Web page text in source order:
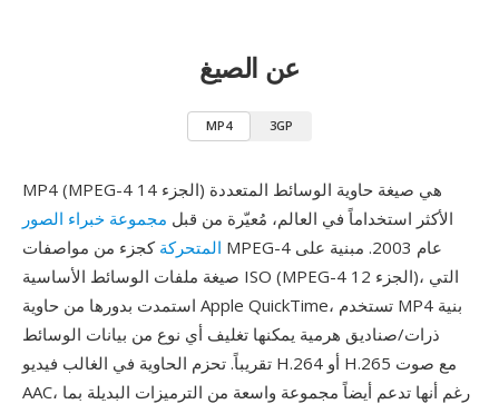
عن الصيغ
MP4 3GP
MP4 (MPEG-4 الجزء 14) هي صيغة حاوية الوسائط المتعددة
الأكثر استخداماً في العالم، مُعيّرة من قبل مجموعة خبراء الصور
المتحركة كجزء من مواصفات MPEG-4 عام 2003. مبنية على
صيغة ملفات الوسائط الأساسية ISO (MPEG-4 الجزء 12)، التي
استمدت بدورها من حاوية Apple QuickTime، تستخدم MP4 بنية
ذرات/صناديق هرمية يمكنها تغليف أي نوع من بيانات الوسائط
تقريباً. تحزم الحاوية في الغالب فيديو H.264 أو H.265 مع صوت
AAC، رغم أنها تدعم أيضاً مجموعة واسعة من الترميزات البديلة بما